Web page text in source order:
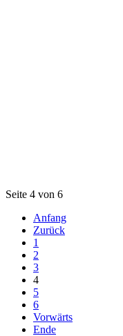
Seite 4 von 6
Anfang
Zurück
1
2
3
4
5
6
Vorwärts
Ende